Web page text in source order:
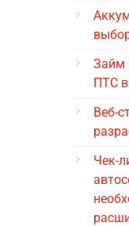
Займ
ПТС
Веб-
Чек-